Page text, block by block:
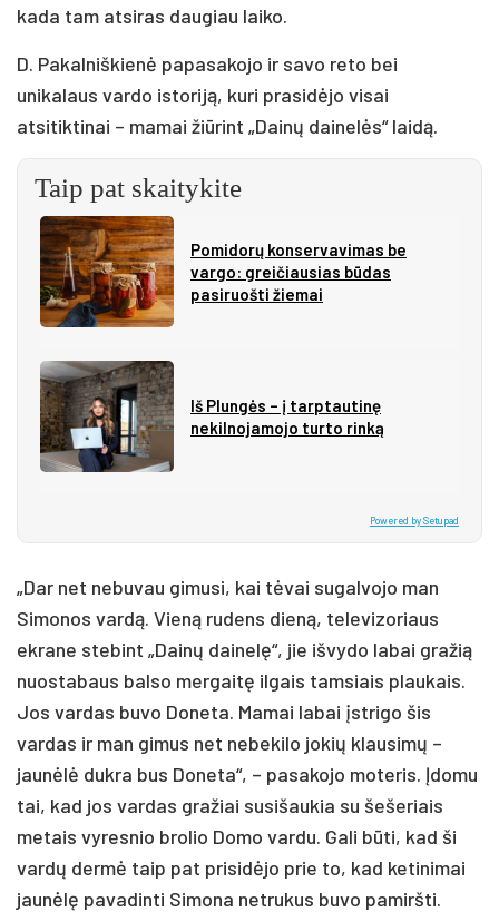
kada tam atsiras daugiau laiko.
D. Pakalniškienė papasakojo ir savo reto bei
unikalaus vardo istoriją, kuri prasidėjo visai
atsitiktinai – mamai žiūrint „Dainų dainelės“ laidą.
Taip pat skaitykite
Pomidorų konservavimas be
vargo: greičiausias būdas
pasiruošti žiemai
Iš Plungės – į tarptautinę
nekilnojamojo turto rinką
Powered by Setupad
„Dar net nebuvau gimusi, kai tėvai sugalvojo man
Simonos vardą. Vieną rudens dieną, televizoriaus
ekrane stebint „Dainų dainelę“, jie išvydo labai gražią
nuostabaus balso mergaitę ilgais tamsiais plaukais.
Jos vardas buvo Doneta. Mamai labai įstrigo šis
vardas ir man gimus net nebekilo jokių klausimų –
jaunėlė dukra bus Doneta“, – pasakojo moteris. Įdomu
tai, kad jos vardas gražiai susišaukia su šešeriais
metais vyresnio brolio Domo vardu. Gali būti, kad ši
vardų dermė taip pat prisidėjo prie to, kad ketinimai
jaunėlę pavadinti Simona netrukus buvo pamiršti.